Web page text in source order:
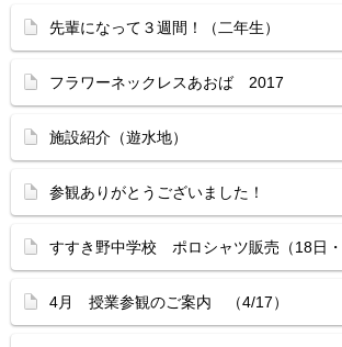
先輩になって３週間！（二年生）
フラワーネックレスあおば 2017
施設紹介（遊水地）
参観ありがとうございました！
すすき野中学校 ポロシャツ販売（18日・
4月 授業参観のご案内 （4/17）